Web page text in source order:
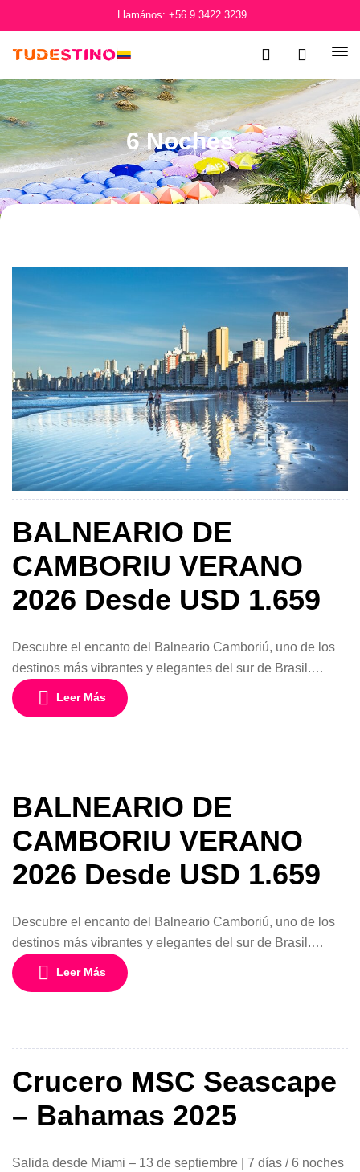
Llamános: +56 9 3422 3239
6 Noches
BALNEARIO DE
CAMBORIU VERANO
2026 Desde USD 1.659
Descubre el encanto del Balneario Camboriú, uno de los
destinos más vibrantes y elegantes del sur de Brasil.
Conocido como la “Río de Janeiro del sur”, este balneario
combina playas de aguas cálidas, vida nocturna animada,
moderno […]
Leer Más
BALNEARIO DE
CAMBORIU VERANO
2026 Desde USD 1.659
Descubre el encanto del Balneario Camboriú, uno de los
destinos más vibrantes y elegantes del sur de Brasil.
Conocido como la “Río de Janeiro del sur”, este balneario
combina playas de aguas cálidas, vida nocturna animada,
moderno […]
Leer Más
Crucero MSC Seascape
– Bahamas 2025
Salida desde Miami – 13 de septiembre | 7 días / 6 noches